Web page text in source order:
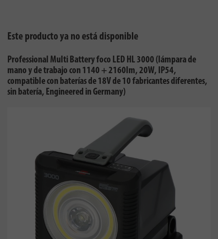
Este producto ya no está disponible
Professional Multi Battery foco LED HL 3000 (lámpara de
mano y de trabajo con 1140 + 2160lm, 20W, IP54,
compatible con baterías de 18V de 10 fabricantes diferentes,
sin batería, Engineered in Germany)